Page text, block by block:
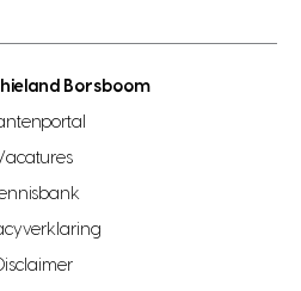
dag
haag
Borsboom